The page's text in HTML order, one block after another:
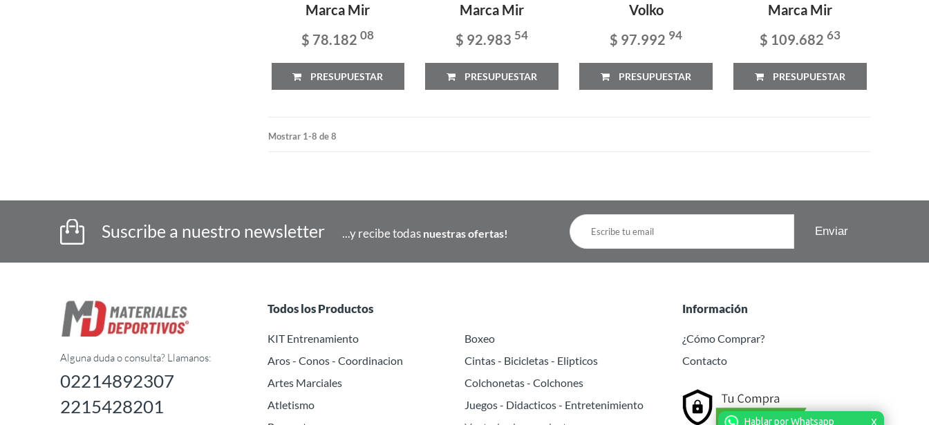
Hablar por Whatsapp X
Marca Mir
$ 78.18208
PRESUPUESTAR
Marca Mir
$ 92.983 54
PRESUPUESTAR
Volko
$ 97.992 94
PRESUPUESTAR
Marca Mir
$ 109.68263
PRESUPUESTAR
Mostrar 1-8 de 8
Suscribe a nuestro newsletter ...y recibe todas nuestras ofertas!
Alguna duda o consulta? Llamanos:
02214892307
2215428201
Todos los Productos
KIT Entrenamiento
Aros - Conos - Coordinacion
Artes Marciales
Atletismo
Boxeo
Cintas - Bicicletas - Elipticos
Colchonetas - Colchones
Juegos - Didacticos - Entretenimiento
Información
¿Cómo Comprar?
Contacto